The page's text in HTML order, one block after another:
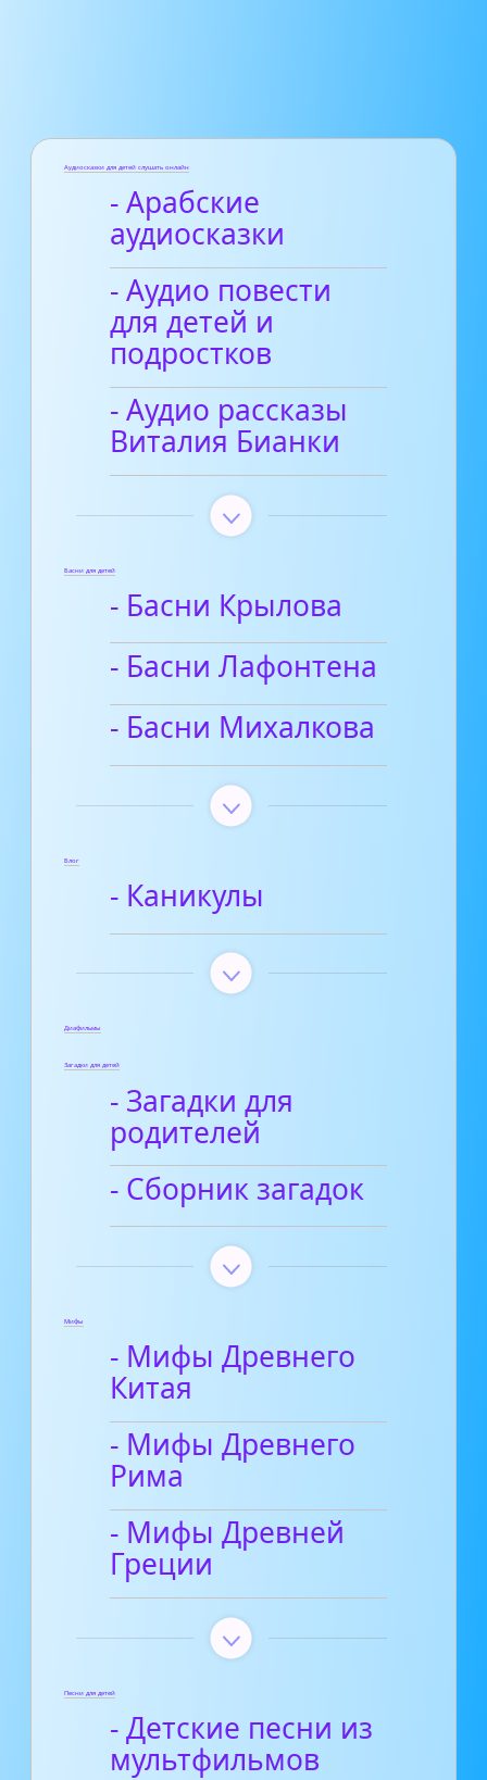
Аудиосказки для детей слушать онлайн
- Арабские
аудиосказки
- Аудио повести
для детей и
подростков
- Аудио рассказы
Виталия Бианки
Басни для детей
- Басни Крылова
- Басни Лафонтена
- Басни Михалкова
Блог
- Каникулы
Диафильмы
Загадки для детей
- Загадки для
родителей
- Сборник загадок
Мифы
- Мифы Древнего
Китая
- Мифы Древнего
Рима
- Мифы Древней
Греции
Песни для детей
- Детские песни из
мультфильмов